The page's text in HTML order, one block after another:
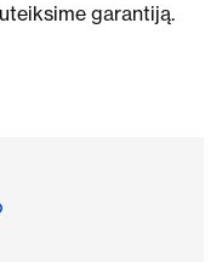
garantiją.